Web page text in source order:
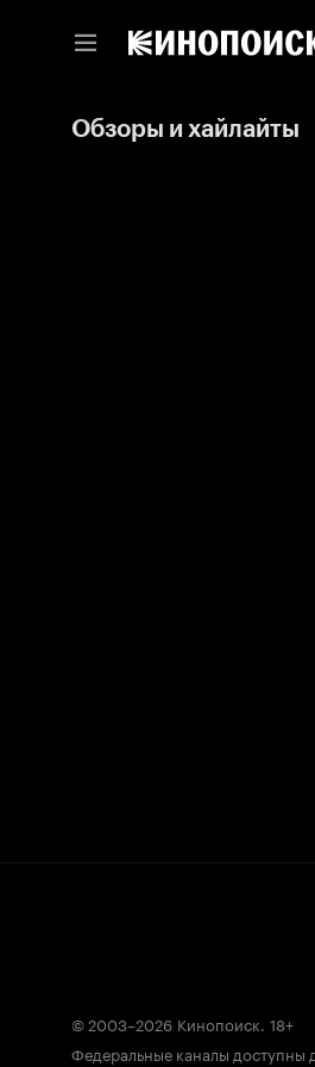
Обзоры и хайлайты
© 2003–2026 Кинопоиск. 18+
Федеральные каналы доступны